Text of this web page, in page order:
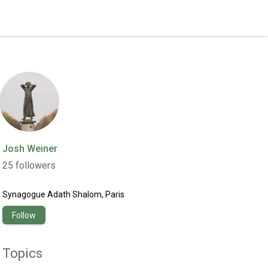
Josh Weiner
25 followers
Synagogue Adath Shalom, Paris
Follow
Topics